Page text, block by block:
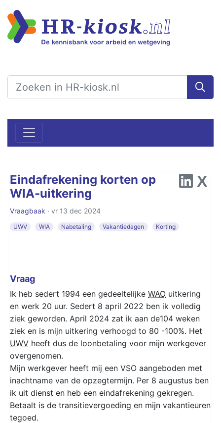
Eindafrekening korten op
WIA-uitkering
Vraagbaak · vr 13 dec 2024
UWV WIA Nabetaling Vakantiedagen Korting
Vraag
Ik heb sedert 1994 een gedeeltelijke WAO uitkering
en werk 20 uur. Sedert 8 april 2022 ben ik volledig
ziek geworden. April 2024 zat ik aan de104 weken
ziek en is mijn uitkering verhoogd to 80 -100%. Het
UWV heeft dus de loonbetaling voor mijn werkgever
overgenomen.
Mijn werkgever heeft mij een VSO aangeboden met
inachtname van de opzegtermijn. Per 8 augustus ben
ik uit dienst en heb een eindafrekening gekregen.
Betaalt is de transitievergoeding en mijn vakantieuren
tegoed.